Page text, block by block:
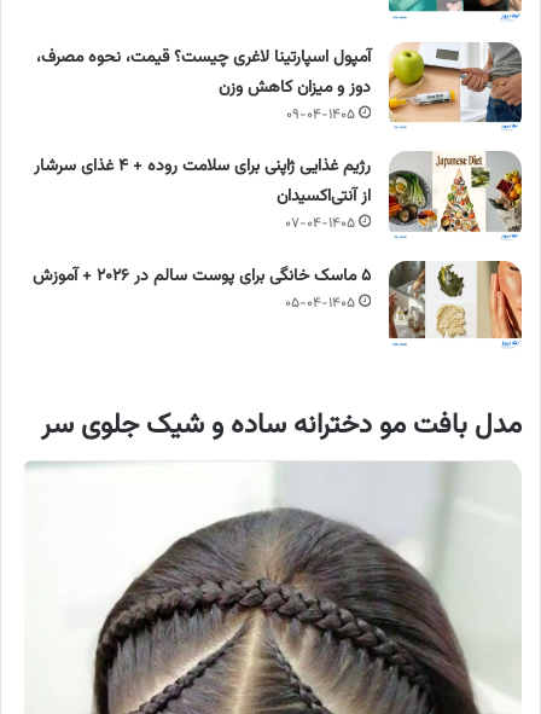
آمپول اسپارتینا لاغری چیست؟ قیمت، نحوه مصرف،
دوز و میزان کاهش وزن
۰۹-۰۴-۱۴۰۵
رژیم غذایی ژاپنی برای سلامت روده + ۴ غذای سرشار
از آنتی‌اکسیدان
۰۷-۰۴-۱۴۰۵
۵ ماسک خانگی برای پوست سالم در ۲۰۲۶ + آموزش
۰۵-۰۴-۱۴۰۵
مدل بافت مو دخترانهساده و شیک جلوی سر